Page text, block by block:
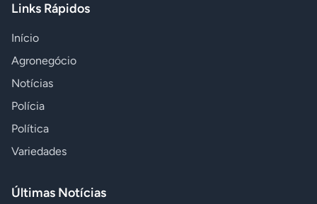
Links Rápidos
Início
Agronegócio
Notícias
Polícia
Política
Variedades
Últimas Notícias